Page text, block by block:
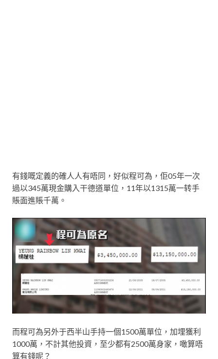
有錢嘅定義的確人人有唔同，好似程可為，佢05年一次
過以345萬現金購入干德道單位，11年以1315萬一转手
賬面進賬千萬。
而程可為另外于西半山手持一個1500萬單位，加埋獲利
1000萬，不計其他投資，至少都有2500萬身家，噉算唔
算有錢呢？